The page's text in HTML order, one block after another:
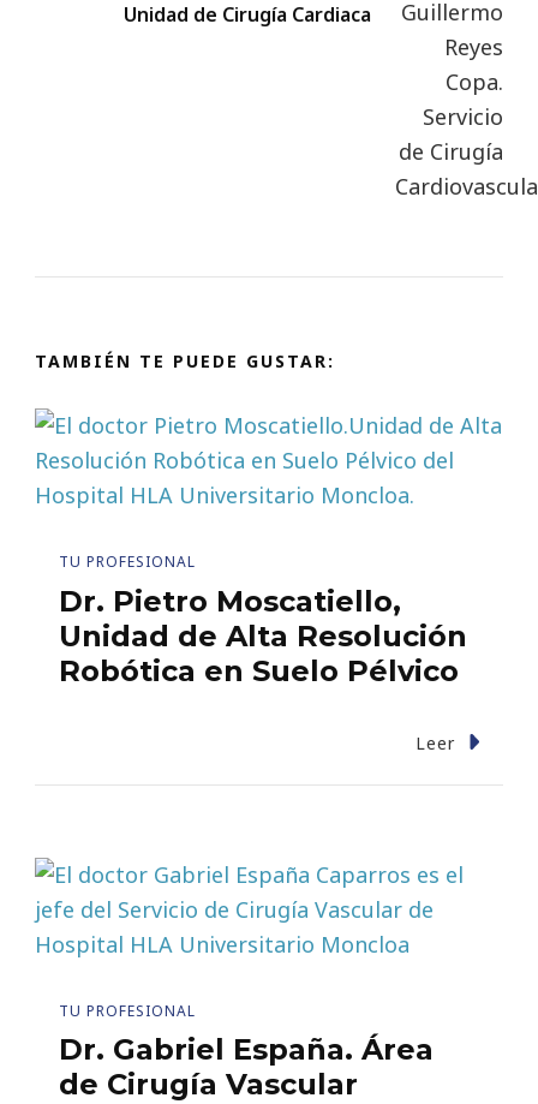
Unidad de Cirugía Cardiaca
TAMBIÉN TE PUEDE GUSTAR:
TU PROFESIONAL
Dr. Pietro Moscatiello,
Unidad de Alta Resolución
Robótica en Suelo Pélvico
Leer
TU PROFESIONAL
Dr. Gabriel España. Área
de Cirugía Vascular